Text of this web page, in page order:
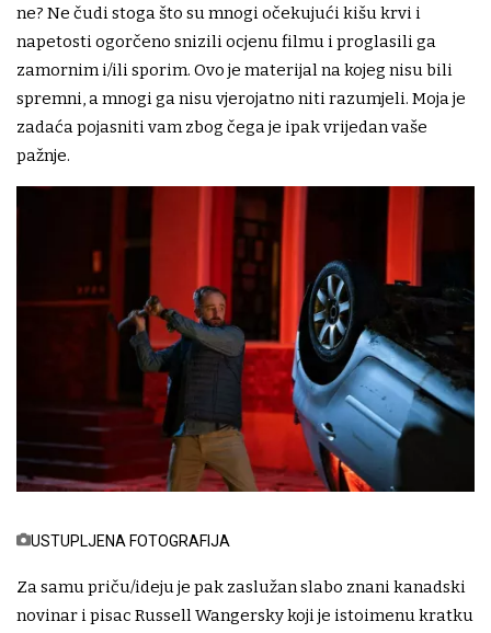
ne? Ne čudi stoga što su mnogi očekujući kišu krvi i
napetosti ogorčeno snizili ocjenu filmu i proglasili ga
zamornim i/ili sporim. Ovo je materijal na kojeg nisu bili
spremni, a mnogi ga nisu vjerojatno niti razumjeli. Moja je
zadaća pojasniti vam zbog čega je ipak vrijedan vaše
pažnje.
USTUPLJENA FOTOGRAFIJA
Za samu priču/ideju je pak zaslužan slabo znani kanadski
novinar i pisac Russell Wangersky koji je istoimenu kratku